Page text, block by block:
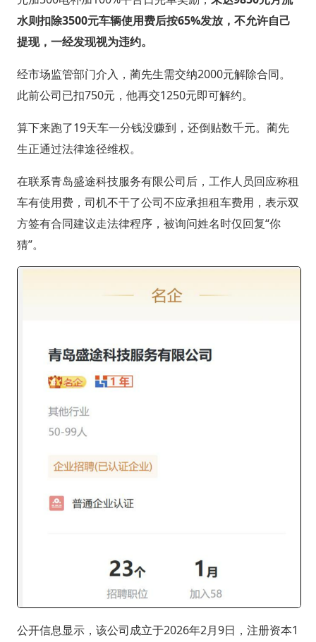
水则扣除3500元车辆使用费后按65%发放，不允许自己
提现，一经发现视为违约。
经市场监管部门介入，蔺先生需交纳2000元解除合同。
此前公司已扣750元，他再交1250元即可解约。
算下来跑了19天车一分钱没赚到，还倒贴数千元。蔺先
生正通过法律途径维权。
在联系青岛盛途科技服务有限公司后，工作人员回应称租
车有使用费，司机不干了公司不应承担租车费用，表示双
方签有合同建议走法律程序，被询问姓名时仅回复“你
猜”。
公开信息显示，该公司成立于2026年2月9日，注册资本1